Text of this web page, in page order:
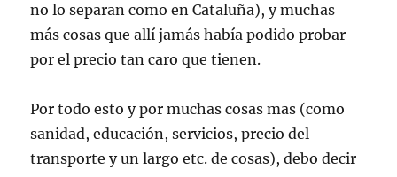
no lo separan como en Cataluña), y muchas
más cosas que allí jamás había podido probar
por el precio tan caro que tienen.
Por todo esto y por muchas cosas mas (como
sanidad, educación, servicios, precio del
transporte y un largo etc. de cosas), debo decir